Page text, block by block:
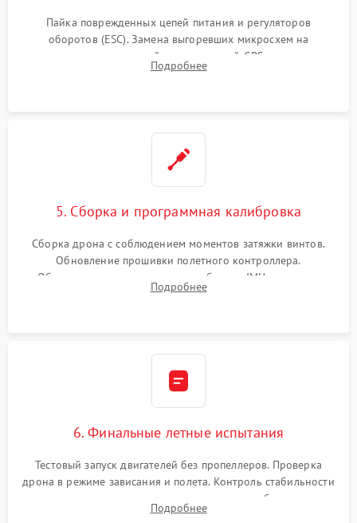
Пайка поврежденных цепей питания и регуляторов
оборотов (ESC). Замена выгоревших микросхем на
материнской плате, модулей GPS
Подробнее
5. Сборка и программная калибровка
Сборка дрона с соблюдением моментов затяжки винтов.
Обновление прошивки полетного контроллера.
Обязательная программная калибровка IMU-сенсоров,
компаса, датчиков позиционирования и горизонта подвеса
Подробнее
6. Финальные летные испытания
Тестовый запуск двигателей без пропеллеров. Проверка
дрона в режиме зависания и полета. Контроль стабильности
удержания точки, качества передачи видео, работы системы
возврата домой (RTH) и дальности радиосвязи.
Подробнее